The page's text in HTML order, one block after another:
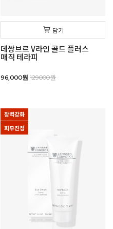
담기
데쌍브르 V라인 골드 플러스
매직 테라피
96,000원 129000원
장벽강화
피부진정